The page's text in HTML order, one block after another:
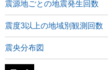
震源地ごとの地震発生回数
震度3以上の地域別観測回数
震央分布図